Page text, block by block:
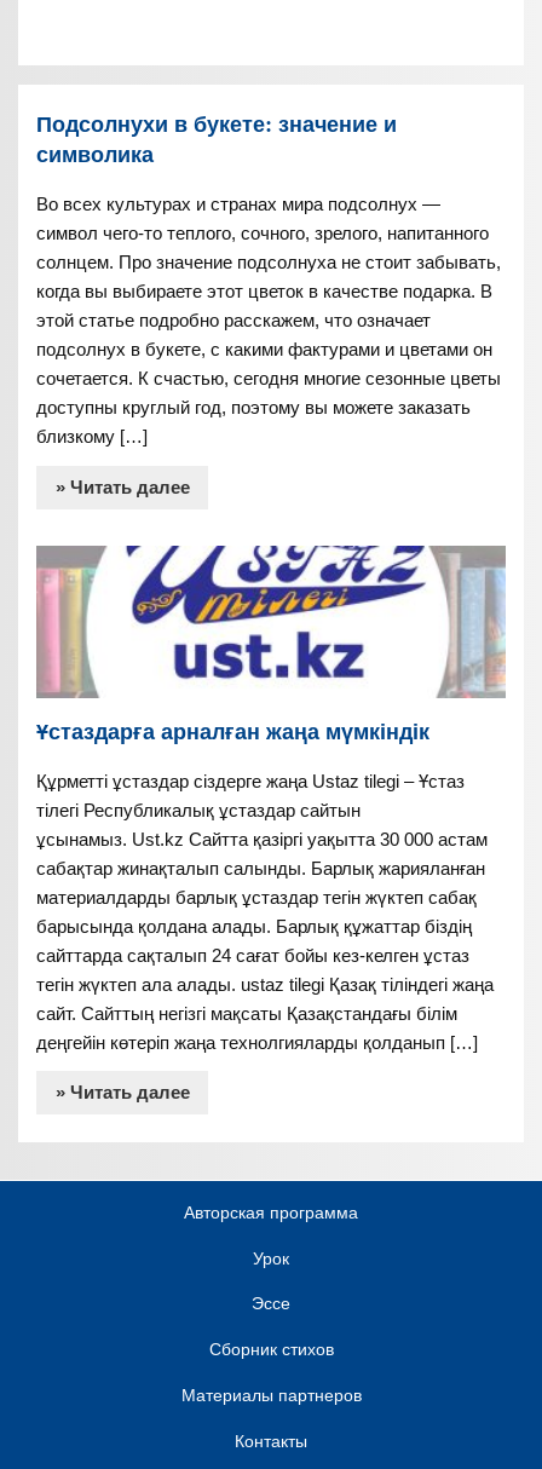
Подсолнухи в букете: значение и
символика
Во всех культурах и странах мира подсолнух —
символ чего-то теплого, сочного, зрелого, напитанного
солнцем. Про значение подсолнуха не стоит забывать,
когда вы выбираете этот цветок в качестве подарка. В
этой статье подробно расскажем, что означает
подсолнух в букете, с какими фактурами и цветами он
сочетается. К счастью, сегодня многие сезонные цветы
доступны круглый год, поэтому вы можете заказать
близкому […]
» Читать далее
Ұстаздарға арналған жаңа мүмкіндік
Құрметті ұстаздар сіздерге жаңа Ustaz tilegi – Ұстаз
тілегі Республикалық ұстаздар сайтын
ұсынамыз. Ust.kz Сайтта қазіргі уақытта 30 000 астам
сабақтар жинақталып салынды. Барлық жарияланған
материалдарды барлық ұстаздар тегін жүктеп сабақ
барысында қолдана алады. Барлық құжаттар біздің
сайттарда сақталып 24 сағат бойы кез-келген ұстаз
тегін жүктеп ала алады. ustaz tilegi Қазақ тіліндегі жаңа
сайт. Сайттың негізгі мақсаты Қазақстандағы білім
деңгейін көтеріп жаңа технолгияларды қолданып […]
» Читать далее
Авторская программа
Урок
Эссе
Сборник стихов
Материалы партнеров
Контакты